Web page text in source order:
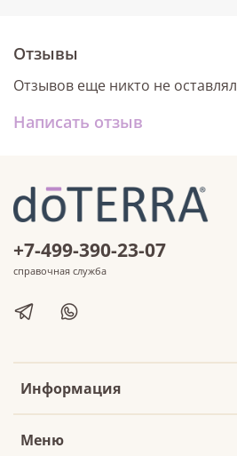
Отзывы
Отзывов еще никто не оставлял
Написать отзыв
Информация
Меню
+7-499-390-23-07
справочная служба